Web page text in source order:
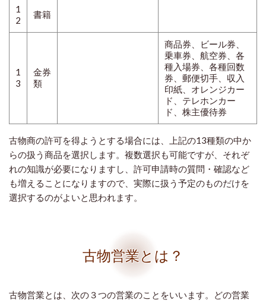
1
2
書籍
1
3
金券
類
商品券、ビール券、
乗車券、航空券、各
種入場券、各種回数
券、郵便切手、収入
印紙、オレンジカー
ド、テレホンカー
ド、株主優待券
古物商の許可を得ようとする場合には、上記の13種類の中か
らの扱う商品を選択します。複数選択も可能ですが、それぞ
れの知識が必要になりますし、許可申請時の質問・確認など
も増えることになりますので、実際に扱う予定のものだけを
選択するのがよいと思われます。
古物営業とは？
古物営業とは、次の３つの営業のことをいいます。どの営業